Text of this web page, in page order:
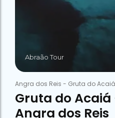
Abraão Tour
Angra dos Reis - Gruta do Acaiá
Gruta do
Angra dos Reis